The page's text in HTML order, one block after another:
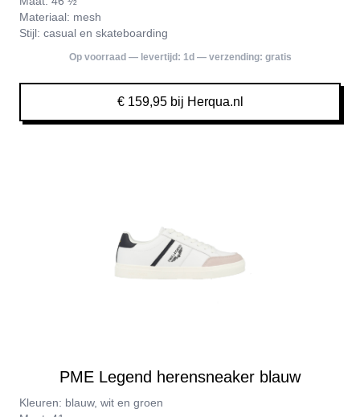
Materiaal: mesh
Stijl: casual en skateboarding
Op voorraad — levertijd: 1d — verzending: gratis
€ 159,95 bij Herqua.nl
PME Legend herensneaker blauw
Kleuren: blauw, wit en groen